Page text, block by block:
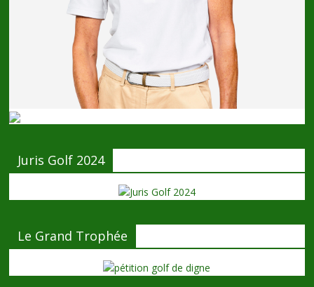
Juris Golf 2024
Le Grand Trophée